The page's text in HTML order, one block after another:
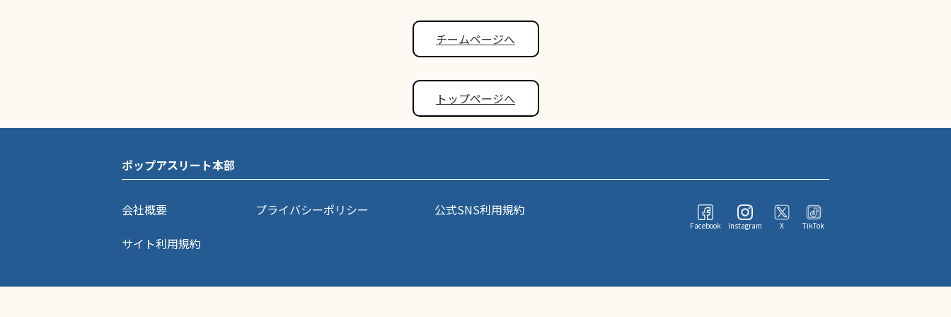
チームページへ
トップページへ
ポップアスリート本部
会社概要 プライバシーポリシー
公式SNS利用規約
サイト利用規約
Facebook Instagram X TikTok